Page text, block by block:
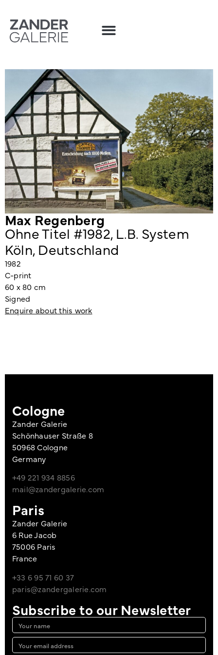
Max Regenberg
Ohne Titel #1982, L.B. System
Köln, Deutschland
1982
C-print
60 x 80 cm
Signed
Enquire about this work
Cologne
Zander Galerie
Schönhauser Straße 8
50968 Cologne
Germany
+49 221 934 8856
mail@zandergalerie.com
Paris
Zander Galerie
6 Rue Jacob
75006 Paris
France
+33 6 95 71 60 37
paris@zandergalerie.com
Subscribe to our Newsletter